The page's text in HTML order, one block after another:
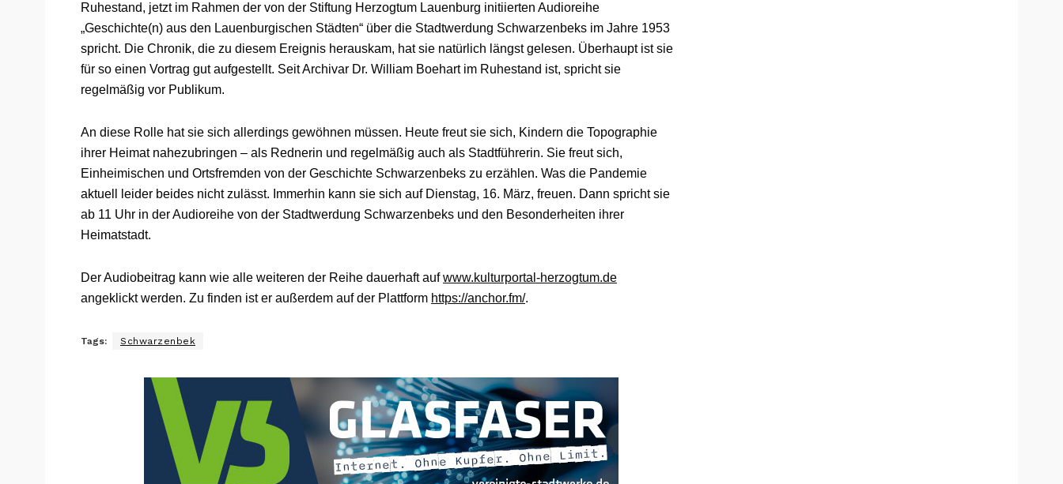
Ruhestand, jetzt im Rahmen der von der Stiftung Herzogtum Lauenburg initiierten Audioreihe
„Geschichte(n) aus den Lauenburgischen Städten“ über die Stadtwerdung Schwarzenbeks im Jahre 1953
spricht. Die Chronik, die zu diesem Ereignis herauskam, hat sie natürlich längst gelesen. Überhaupt ist sie
für so einen Vortrag gut aufgestellt. Seit Archivar Dr. William Boehart im Ruhestand ist, spricht sie
regelmäßig vor Publikum.
An diese Rolle hat sie sich allerdings gewöhnen müssen. Heute freut sie sich, Kindern die Topographie
ihrer Heimat nahezubringen – als Rednerin und regelmäßig auch als Stadtführerin. Sie freut sich,
Einheimischen und Ortsfremden von der Geschichte Schwarzenbeks zu erzählen. Was die Pandemie
aktuell leider beides nicht zulässt. Immerhin kann sie sich auf Dienstag, 16. März, freuen. Dann spricht sie
ab 11 Uhr in der Audioreihe von der Stadtwerdung Schwarzenbeks und den Besonderheiten ihrer
Heimatstadt.
Der Audiobeitrag kann wie alle weiteren der Reihe dauerhaft aufwww.kulturportal-herzogtum.de
angeklickt werden. Zu finden ist er außerdem auf der Plattform https://anchor.fm/.
Tags: Schwarzenbek